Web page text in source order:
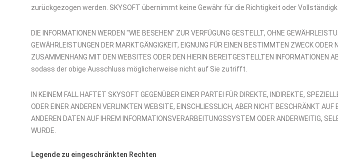
zurückgezogen werden. SKYSOFT übernimmt keine Gewähr für die Richtigkeit oder
DIE INFORMATIONEN WERDEN "WIE BESEHEN" ZUR VERFÜGUNG GESTELLT, OHNE
GEWÄHRLEISTUNGEN DER MARKTGÄNGIGKEIT, EIGNUNG FÜR EINEN BESTIMMTEN ZWECK
ZUSAMMENHANG MIT DEN WEBSITES ODER DEN HIERIN BEREITGESTELLTEN
sodass der obige Ausschluss möglicherweise nicht auf Sie zutrifft.
IN KEINEM FALL HAFTET SKYSOFT GEGENÜBER EINER PARTEI FÜR DIREKTE, INDIREKTE,
ODER EINER ANDEREN VERLINKTEN WEBSITE, EINSCHLIESSLICH, ABER NICHT BESCHRÄNKT
ANDEREN DATEN AUF IHREM INFORMATIONSVERARBEITUNGSSYSTEM ODER ANDERWEITIG,
WURDE.
Legende zu eingeschränkten Rechten